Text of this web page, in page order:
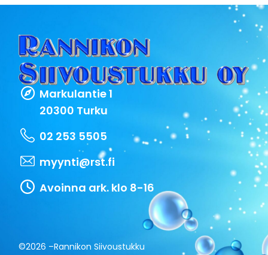
Markulantie 1
20300 Turku
02 253 5505
myynti@rst.fi
Avoinna ark. klo 8-16
©2026 –Rannikon Siivoustukku